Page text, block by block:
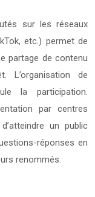
sur les réseaux
etc.) permet de
partage de contenu
L’organisation de
la participation.
par centres
un public
réponses en
renommés.